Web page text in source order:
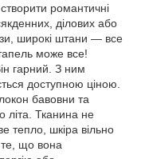
романтичні
ділових або
широкі штани — все
може все!
гарний. З ним
доступною ціною.
бавовни та
літа. Тканина не
тепло, шкіра вільно
що вона